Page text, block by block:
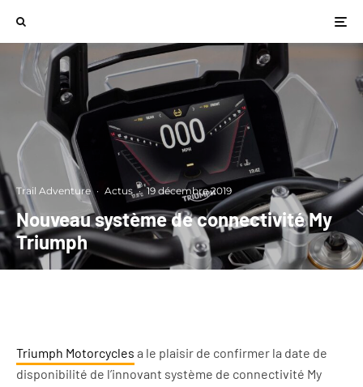
Trail Adventure · Actus · 19 décembre 2019
Nouveau système de connectivité My
Triumph
Triumph Motorcycles a le plaisir de confirmer la date de
disponibilité de l’innovant système de connectivité My